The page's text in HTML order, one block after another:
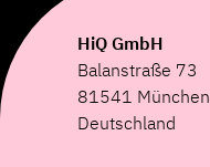
HiQ GmbH
Balanstraße 73
81541 München
Deutschland